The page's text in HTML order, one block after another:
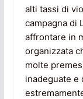
alti tassi di
campagna di
affrontare in
organizzata
molte
inadeguate e